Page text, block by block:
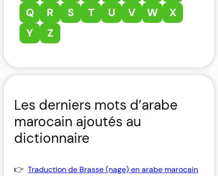
Q
R S T U V W
X
Y
Z
Les derniers mots d’arabe
marocain ajoutés au
dictionnaire
Traduction de Brasse (nage) en arabe marocain